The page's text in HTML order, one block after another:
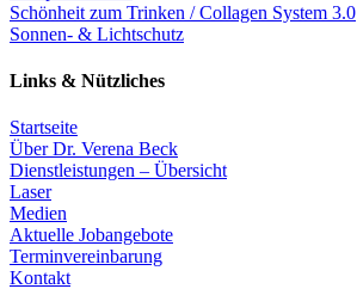
Schönheit zum Trinken / Collagen System 3.0
Sonnen- & Lichtschutz
Links & Nützliches
Startseite
Über Dr. Verena Beck
Dienstleistungen – Übersicht
Laser
Medien
Aktuelle Jobangebote
Terminvereinbarung
Kontakt